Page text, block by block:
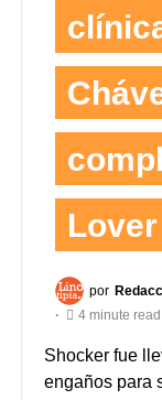
Lover
por
4 minute read
Shocker fue
engaños para